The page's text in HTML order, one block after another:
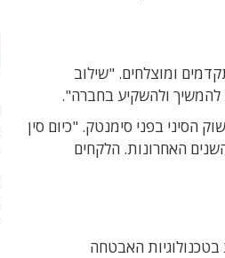
ומוצלחים. "שילוב
להמשיך ולהשקיע בחברה".
בפני סימנטק. "כיום סין
המהירה ביותר שלנו, ומכירותינו בסין צמחו ב-46% בשלוש השנים האחרונות. הלקחים
הסינית מצויידת בטכנולוגיות האבטחה